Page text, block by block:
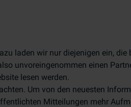
laden wir nur diejenigen ein, die
unvoreingenommen einen
lesen werden.
Um von den neuesten
Mitteilungen mehr